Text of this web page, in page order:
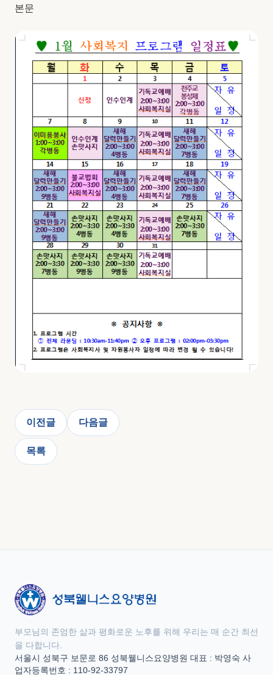
본문
이전글 다음글
목록
부모님의 존엄한 삶과 평화로운 노후를 위해 우리는 매 순간 최선
을 다합니다.
서울시 성북구 보문로 86 성북웰니스요양병원 대표 : 박영숙 사
업자등록번호 : 110-92-33797